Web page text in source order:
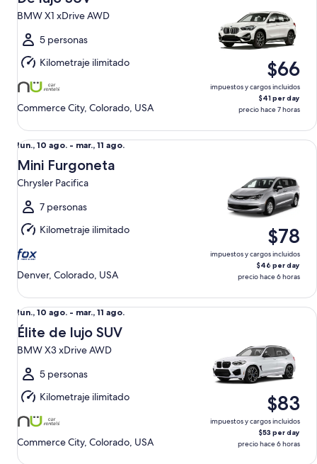
10
ago.
al
mar.,
11
ago.
BMW X1 xDrive AWD
5 personas
Kilometraje ilimitado
Commerce City, Colorado, USA
$66
impuestos y cargos incluidos
$41 per day
precio hace 7 horas
Del
lun.,
10
ago.
al
mar.,
11
ago.
lun., 10 ago. - mar., 11 ago.
Mini Furgoneta
Chrysler Pacifica
7 personas
Kilometraje ilimitado
Denver, Colorado, USA
$78
impuestos y cargos incluidos
$46 per day
precio hace 6 horas
Mini Furgoneta Chrysler Pacifica
Del
lun.,
10
ago.
al
mar.,
11
ago.
lun., 10 ago. - mar., 11 ago.
Élite de lujo SUV
BMW X3 xDrive AWD
5 personas
Kilometraje ilimitado
Commerce City, Colorado, USA
$83
impuestos y cargos incluidos
$53 per day
precio hace 6 horas
Élite de lujo SUV BMW X3 xDrive AWD